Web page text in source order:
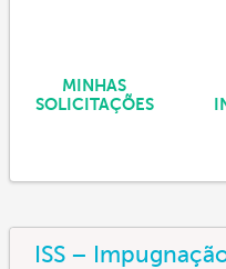
MINHAS
SOLICITAÇÕES
ISS –